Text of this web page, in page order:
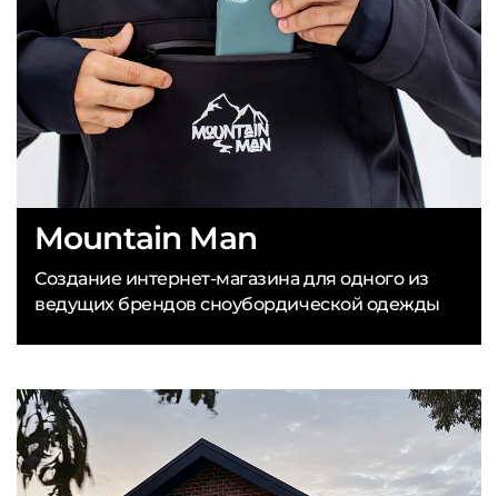
Mountain Man
Создание интернет-магазина для одного из
ведущих брендов сноубордической одежды